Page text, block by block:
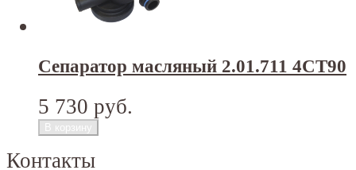
Сепаратор масляный 2.01.711 4СТ90
5 730 руб.
Контакты